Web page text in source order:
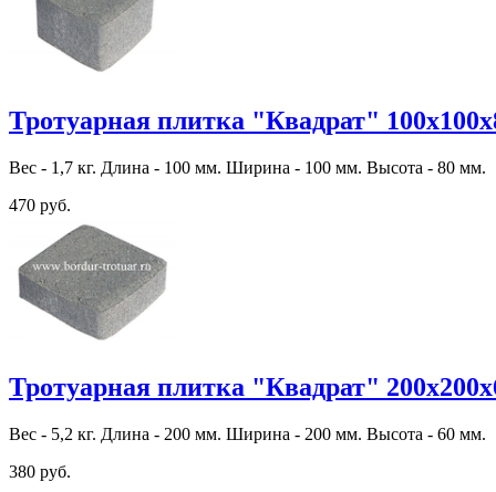
Тротуарная плитка "Квадрат"
Вес - 1,7 кг. Длина - 100 мм. Ширина - 100 мм. Высота - 80 мм.
470 руб.
Тротуарная плитка "Квадрат"
Вес - 5,2 кг. Длина - 200 мм. Ширина - 200 мм. Высота - 60 мм.
380 руб.